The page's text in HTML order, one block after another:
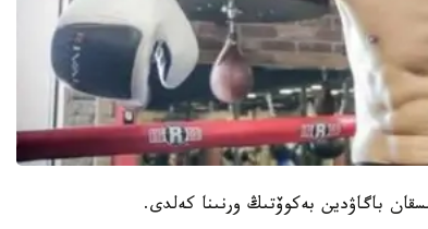
باگاۋدين بەكوۆتىڭ ورنىنا كەلدى.